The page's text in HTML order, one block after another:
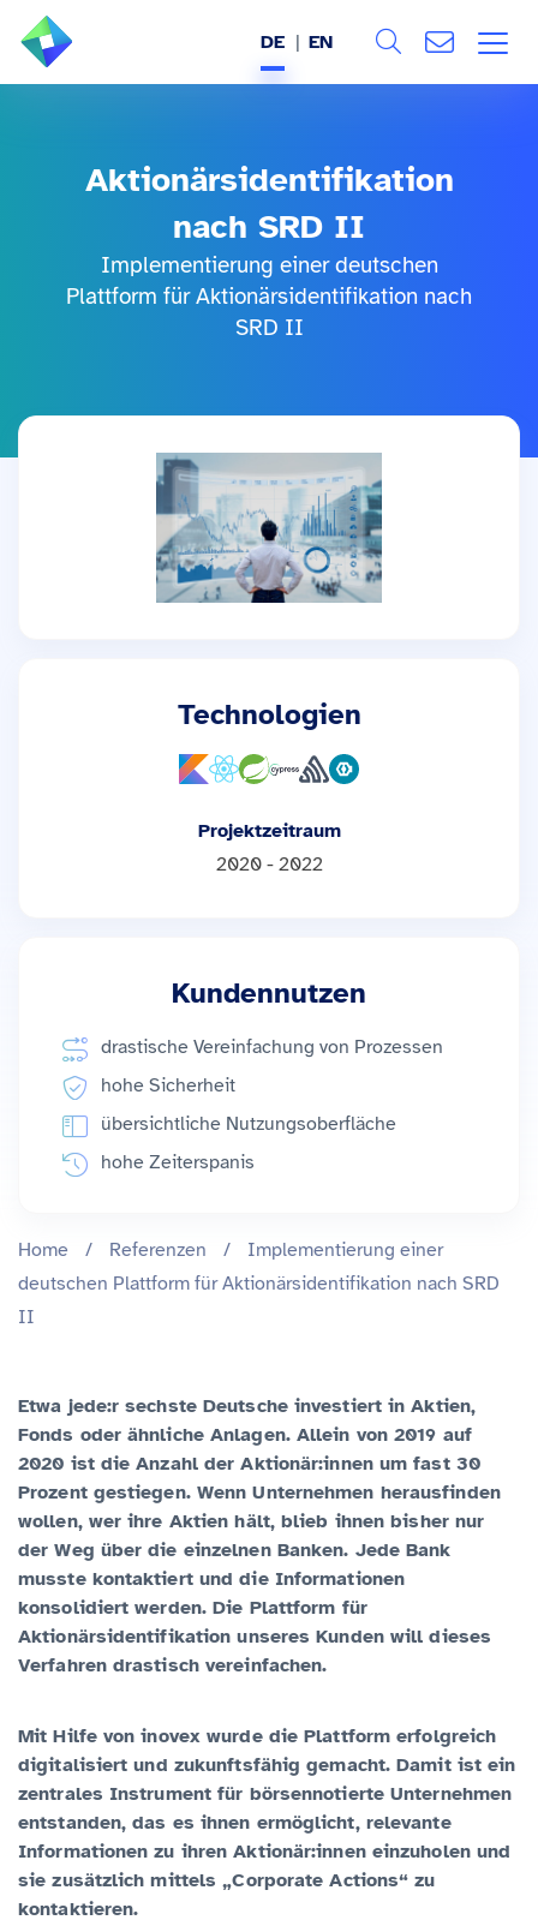
LEISTUNGEN
REFERENZEN
DE EN
Aktionärsidentifikation
nach SRD II
Implementierung einer deutschen
Plattform für Aktionärsidentifikation nach
SRD II
Technologien
Projektzeitraum
2020 - 2022
Kundennutzen
drastische Vereinfachung von Prozessen
hohe Sicherheit
übersichtliche Nutzungsoberfläche
hohe Zeiterspanis
Home / Referenzen /
Implementierung einer
deutschen Plattform für Aktionärsidentifikation nach SRD
II
Etwa jede:r sechste Deutsche investiert in Aktien,
Fonds oder ähnliche Anlagen. Allein von 2019 auf
2020 ist die Anzahl der Aktionär:innen um fast 30
Prozent gestiegen. Wenn Unternehmen herausfinden
wollen, wer ihre Aktien hält, blieb ihnen bisher nur
der Weg über die einzelnen Banken. Jede Bank
musste kontaktiert und die Informationen
konsolidiert werden. Die Plattform für
Aktionärsidentifikation unseres Kunden will dieses
Verfahren drastisch vereinfachen.
Mit Hilfe von inovex wurde die Plattform erfolgreich
digitalisiert und zukunftsfähig gemacht. Damit ist ein
zentrales Instrument für börsennotierte Unternehmen
entstanden, das es ihnen ermöglicht, relevante
Informationen zu ihren Aktionär:innen einzuholen und
sie zusätzlich mittels „Corporate Actions“ zu
kontaktieren.